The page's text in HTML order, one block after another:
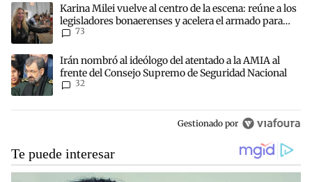
Un artículo de tendencia con el título "Karina Milei vuelve al centro
Karina Milei vuelve al centro de la escena: reúne a los
legisladores bonaerenses y acelera el armado para
2027
73
Un artículo de tendencia con el título "Irán nombró al ideólogo del
Irán nombró al ideólogo del atentado a la AMIA al
frente del Consejo Supremo de Seguridad Nacional
32
Gestionado por